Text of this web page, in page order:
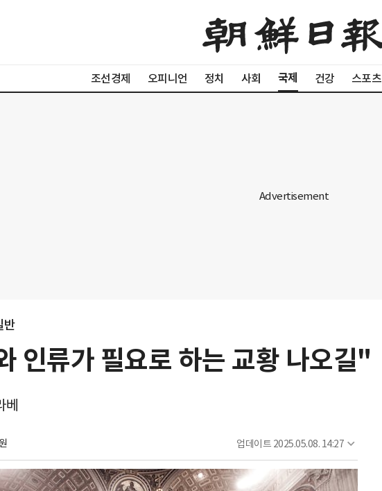
조선경제 오피니언 정치 사회 국제 건강 스포츠
반
인류가 필요로 하는 교황 나오길"
베
업데이트 2025.05.08. 14:27